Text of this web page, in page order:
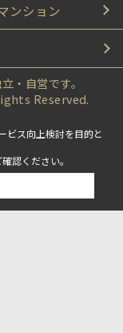
ンション
・自営です。
Reserved.
ビス向上検討を目的と
認ください。